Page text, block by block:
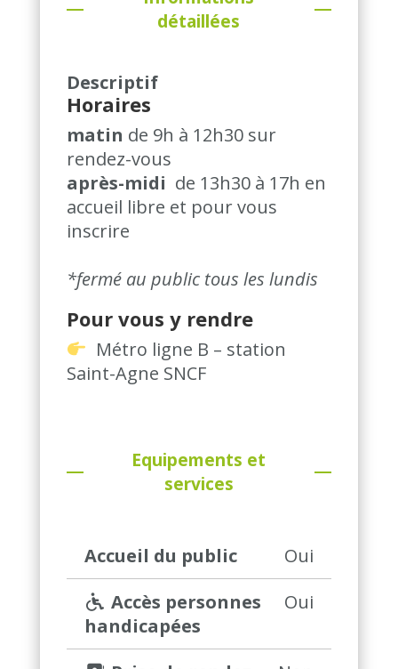
détaillées
Descriptif
Horaires
matin de 9h à 12h30 sur
rendez-vous
après-midi de 13h30 à 17h en
accueil libre et pour vous
inscrire
*fermé au public tous les lundis
Pour vous y rendre
Métro ligne B – station
Saint-Agne SNCF
Equipements et
services
Accueil du public
Oui
Accès personnes
handicapées
Oui